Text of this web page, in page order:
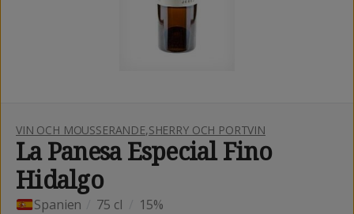
VIN OCH MOUSSERANDE,SHERRY OCH PORTVIN
La Panesa Especial Fino
Hidalgo
Spanien 75 cl 15%